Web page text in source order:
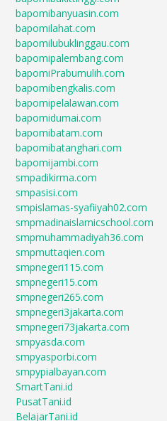
bapomibanyuasin.com
bapomilahat.com
bapomilubuklinggau.com
bapomipalembang.com
bapomiPrabumulih.com
bapomibengkalis.com
bapomipelalawan.com
bapomidumai.com
bapomibatam.com
bapomibatanghari.com
bapomijambi.com
smpadikirma.com
smpasisi.com
smpislamas-syafiiyah02.com
smpmadinaislamicschool.com
smpmuhammadiyah36.com
smpmuttaqien.com
smpnegeri115.com
smpnegeri15.com
smpnegeri265.com
smpnegeri3jakarta.com
smpnegeri73jakarta.com
smpyasda.com
smpyasporbi.com
smpypialbayan.com
SmartTani.id
PusatTani.id
BelajarTani.id